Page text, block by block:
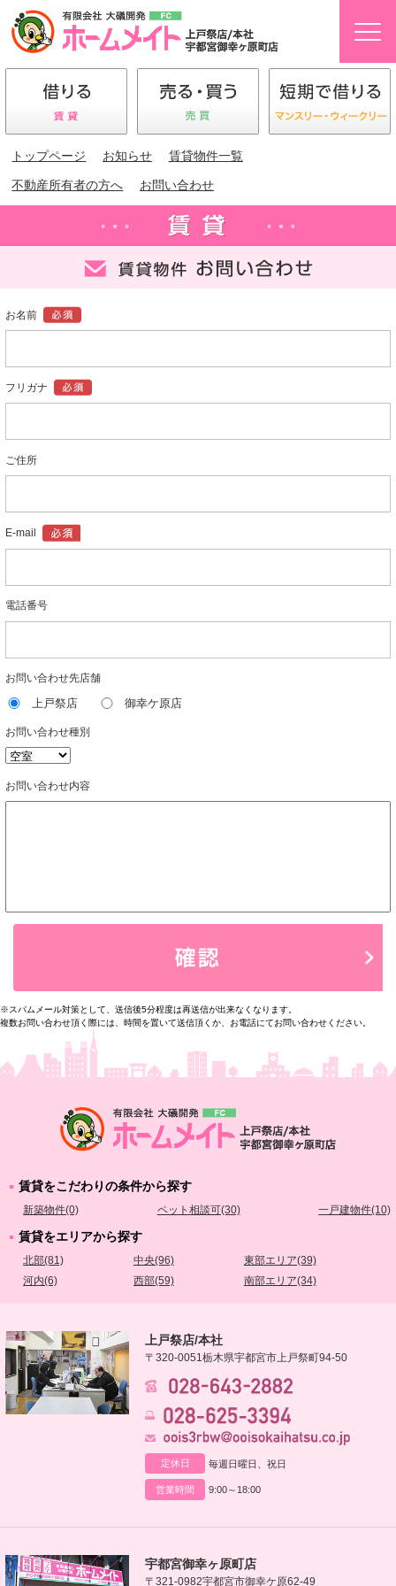
トップページ お知らせ 賃貸物件一覧
不動産所有者の方へ お問い合わせ
お名前
フリガナ
ご住所
E-mail
電話番号
お問い合わせ先店舗
上戸祭店 御幸ケ原店
お問い合わせ種別
お問い合わせ内容
※スパムメール対策として、送信後5分程度は再送信が出来なくなります。
複数お問い合わせ頂く際には、時間を置いて送信頂くか、お電話にてお問い合わせください。
賃貸をこだわりの条件から探す
新築物件(0) ペット相談可(30) 一戸建物件(10)
賃貸をエリアから探す
北部(81) 中央(96)
東部エリア(39)
河内(6)
西部(59) 南部エリア(34)
上戸祭店/本社
〒320-0051栃木県宇都宮市上戸祭町94-50
定休日 毎週日曜日、祝日
営業時間 9:00～18:00
宇都宮御幸ヶ原町店
〒321-0982宇都宮市御幸ケ原62-49